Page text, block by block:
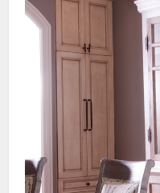
İfşa İzle